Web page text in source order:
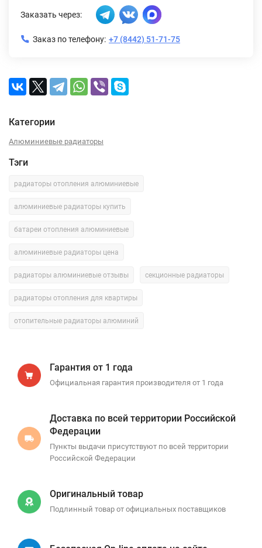
Заказать через:
Заказ по телефону: +7 (8442) 51-71-75
Категории
Алюминиевые радиаторы
Тэги
радиаторы отопления алюминиевые
алюминиевые радиаторы купить
батареи отопления алюминиевые
алюминиевые радиаторы цена
радиаторы алюминиевые отзывы секционные радиаторы
радиаторы отопления для квартиры
отопительные радиаторы алюминий
Гарантия от 1 года
Официальная гарантия производителя от 1 года
Доставка по всей территории Российской
Федерации
Пункты выдачи присутствуют по всей территории
Российской Федерации
Оригинальный товар
Подлинный товар от официальных поставщиков